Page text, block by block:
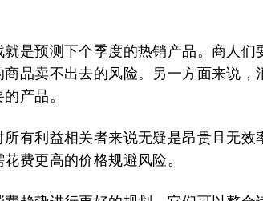
是预测下个季度的热销产品。商人们
品卖不出去的风险。另一方面来说，
产品。
有利益相关者来说无疑是昂贵且无效
费更高的价格规避风险。